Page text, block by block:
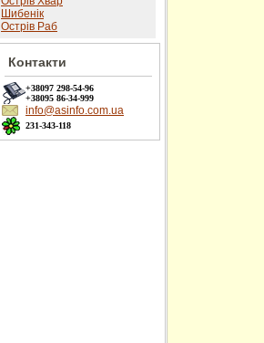
Шибенік
Острів Раб
Контакти
+38097 298-54-96
+38095 86-34-999
info@asinfo.com.ua
231-343-118